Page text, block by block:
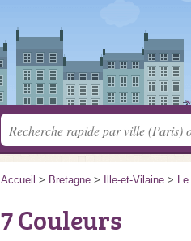
Accueil > Bretagne > Ille-et-Vilaine >
7 Couleurs